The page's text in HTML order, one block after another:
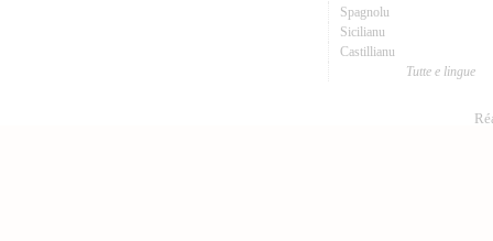
Spagnolu
Sicilianu
Castillianu
Tutte e lingue